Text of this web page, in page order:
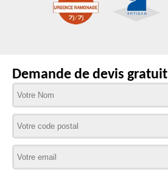
Demande de devis gratuit